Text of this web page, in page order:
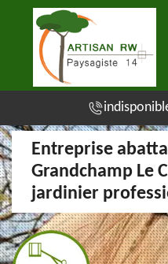
Entreprise
Grandchamp Le
jardinier